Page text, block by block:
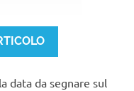
data da segnare sul